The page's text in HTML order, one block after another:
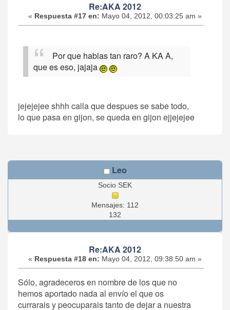
Re:AKA 2012
« Respuesta #17 en: Mayo 04, 2012, 00:03:25 am »
Por que hablas tan raro? A KA A,
que es eso, jajaja
jejejejee shhh calla que despues se sabe todo,
lo que pasa en gijon, se queda en gijon ejjejejee
Leo
Socio SEK
Mensajes: 112
132
Re:AKA 2012
« Respuesta #18 en: Mayo 04, 2012, 09:38:50 am »
Sólo, agradeceros en nombre de los que no
hemos aportado nada al envío el que os
currarais y peocuparais tanto de dejar a nuestra